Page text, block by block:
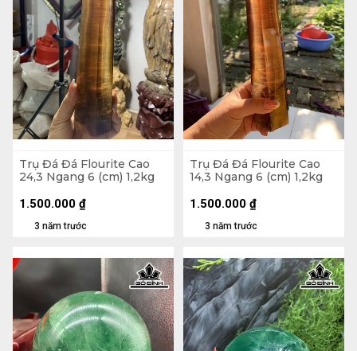
Trụ Đá Đá Flourite Cao
24,3 Ngang 6 (cm) 1,2kg
3 năm trước
1.500.000 ₫
Trụ Đá Đá Flourite Cao
14,3 Ngang 6 (cm) 1,2kg
3 năm trước
1.500.000 ₫